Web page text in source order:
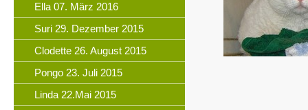
Ella 07. März 2016
Suri 29. Dezember 2015
Clodette 26. August 2015
Pongo 23. Juli 2015
Linda 22.Mai 2015